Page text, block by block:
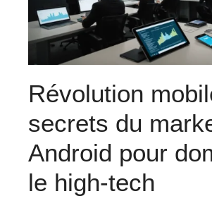
Révolution
secrets du
Android pour
le high-tech